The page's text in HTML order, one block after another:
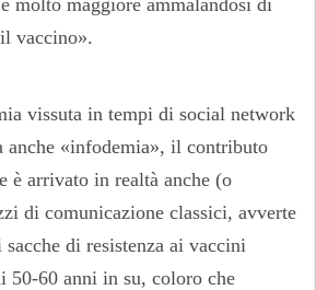
molto maggiore ammalandosi di
vaccino».
vissuta in tempi di social network
anche «infodemia», il contributo
è arrivato in realtà anche (o
di comunicazione classici, avverte
di resistenza ai vaccini
50-60 anni in su, coloro che